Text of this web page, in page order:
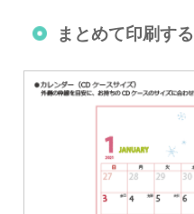
まとめて印刷する